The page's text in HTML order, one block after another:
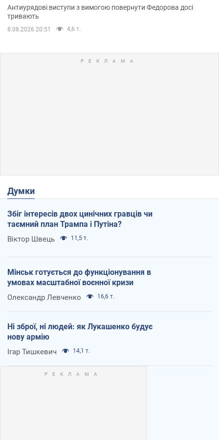
Антиурядові виступи з вимогою повернути Федорова досі
тривають
8.08.2026 20:51 4,6 т.
Думки
Збіг інтересів двох цинічних гравців чи
таємний план Трампа і Путіна?
Віктор Швець 11,5 т.
Мінськ готується до функціонування в
умовах масштабної воєнної кризи
Олександр Левченко 16,6 т.
Ні зброї, ні людей: як Лукашенко будує
нову армію
Ігар Тишкевич 14,1 т.